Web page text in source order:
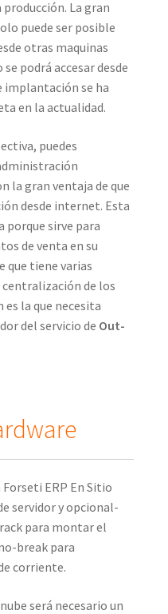
La gran
puede ser posible
otras maquinas
podrá accesar desde
implantación se ha
en la actualidad.
puedes
la gran ventaja de que
desde internet. Esta
porque sirve para
de venta en su
que tiene varias
de los
la que necesita
del servicio de Out-
ERP En Sitio
servidor y opcional-
para montar el
break para
corriente.
será necesario un